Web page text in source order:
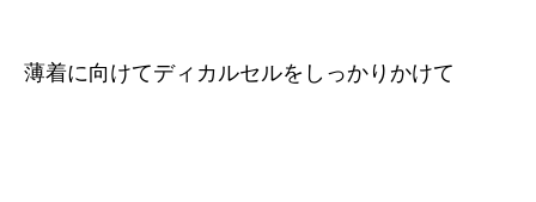
薄着に向けてディカルセルをしっかりかけて